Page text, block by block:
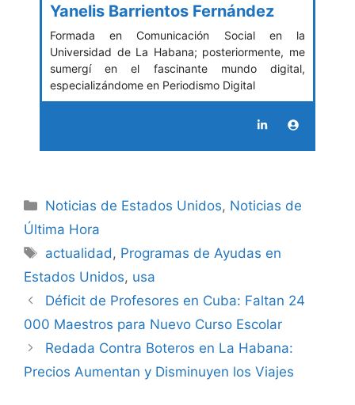
Yanelis Barrientos Fernández
Formada en Comunicación Social en la
Universidad de La Habana; posteriormente, me
sumergí en el fascinante mundo digital,
especializándome en Periodismo Digital
Categories
Noticias de Estados Unidos, Noticias de
Última Hora
Tags
actualidad , Programas de Ayudas en
Estados Unidos, usa
Déficit de Profesores en Cuba: Faltan 24
000 Maestros para Nuevo Curso Escolar
Redada Contra Boteros en La Habana:
Precios Aumentan y Disminuyen los Viajes